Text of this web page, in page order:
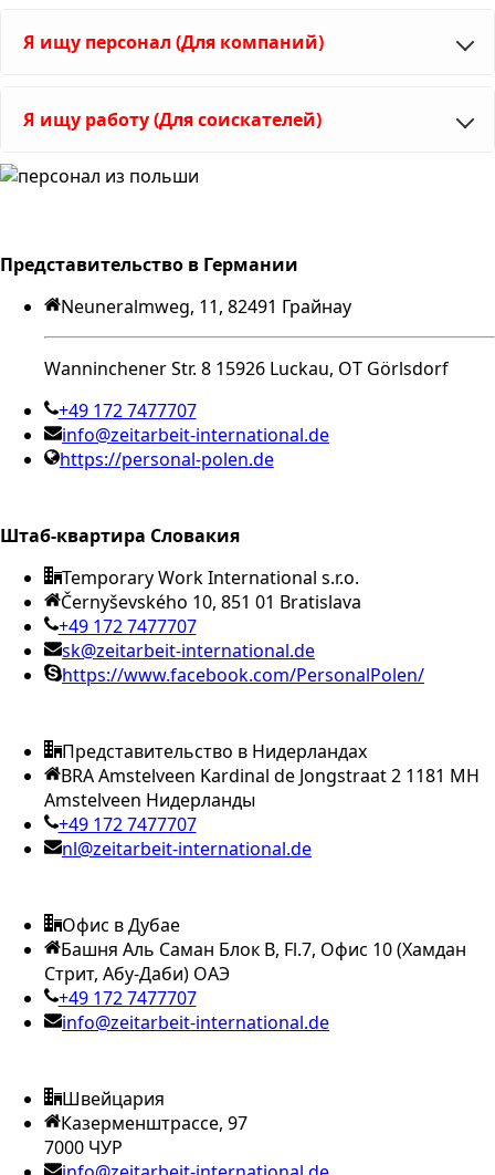
Я ищу персонал (Для компаний)
Я ищу работу (Для соискателей)
Представительство в Германии
Neuneralmweg, 11, 82491 Грайнау
Wanninchener Str. 8 15926 Luckau, OT Görlsdorf
+49 172 7477707
info@zeitarbeit-international.de
https://personal-polen.de
Штаб-квартира Словакия
Temporary Work International s.r.o.
Černyševského 10, 851 01 Bratislava
+49 172 7477707
sk@zeitarbeit-international.de
https://www.facebook.com/PersonalPolen/
Представительство в Нидерландах
BRA Amstelveen Kardinal de Jongstraat 2 1181 MH
Amstelveen Нидерланды
+49 172 7477707
nl@zeitarbeit-international.de
Офис в Дубае
Башня Аль Саман Блок B, Fl.7, Офис 10 (Хамдан
Стрит, Абу-Даби) ОАЭ
+49 172 7477707
info@zeitarbeit-international.de
Швейцария
Казерменштрассе, 97
7000 ЧУР